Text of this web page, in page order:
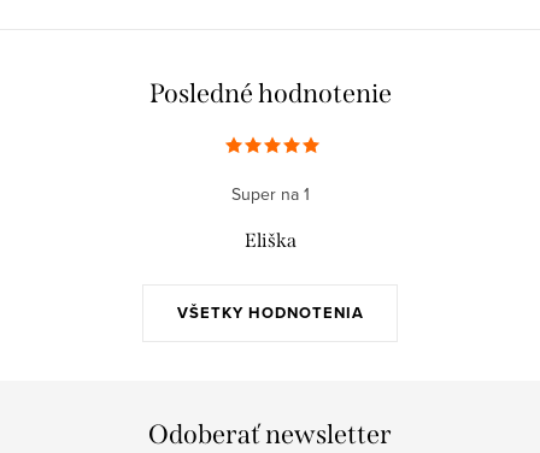
Posledné hodnotenie
VŠETKY HODNOTENIA
Super na 1
Eliška
Odoberať newsletter